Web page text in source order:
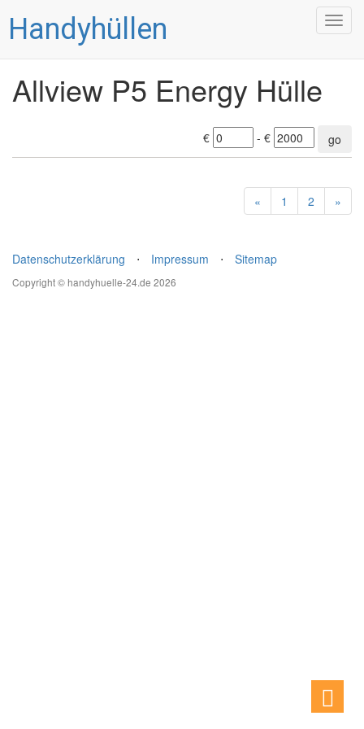
Handyhüllen
Allview P5 Energy Hülle
€ - € go
« 1 2 »
Datenschutzerklärung ⋅ Impressum ⋅ Sitemap
Copyright © handyhuelle-24.de 2026